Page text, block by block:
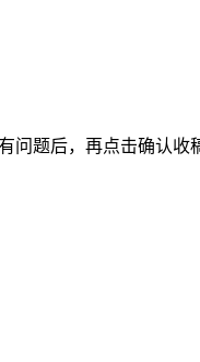
题后，再点击确认收